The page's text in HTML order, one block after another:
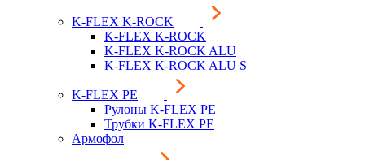
K-FLEX K-ROCK
K-FLEX K-ROCK
K-FLEX K-ROCK ALU
K-FLEX K-ROCK ALU S
K-FLEX PE
Рулоны K-FLEX PE
Трубки K-FLEX PE
Армофол